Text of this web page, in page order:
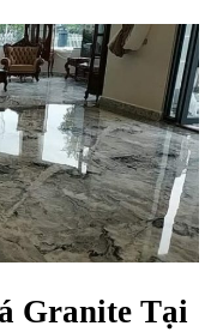
Granite Tại